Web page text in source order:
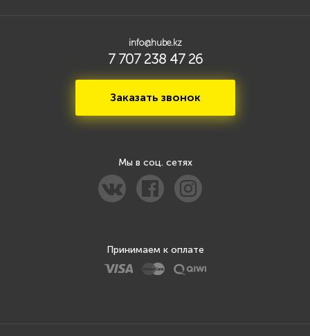
info@hube.kz
7 707 238 47 26
Заказать звонок
Мы в соц. сетях
Принимаем к оплате